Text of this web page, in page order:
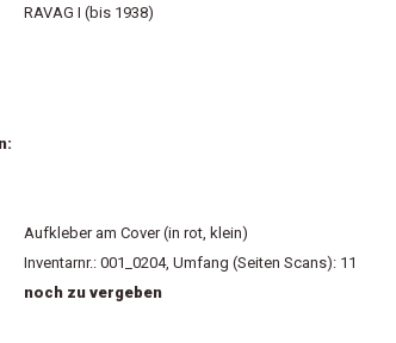
RAVAG I (bis 1938)
Aufkleber am Cover (in rot, klein)
Inventarnr.: 001_0204, Umfang (Seiten Scans): 11
noch zu vergeben